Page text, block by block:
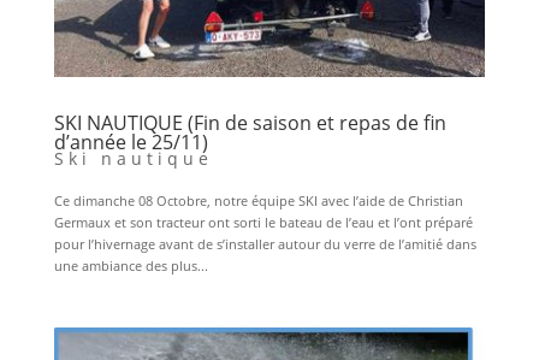
SKI NAUTIQUE (Fin de saison et repas de fin
d’année le 25/11)
Ski nautique
Ce dimanche 08 Octobre, notre équipe SKI avec l’aide de Christian
Germaux et son tracteur ont sorti le bateau de l’eau et l’ont préparé
pour l’hivernage avant de s’installer autour du verre de l’amitié dans
une ambiance des plus...